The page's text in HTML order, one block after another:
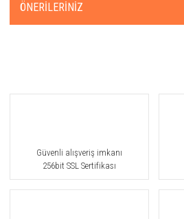
ÖNERILERINIZ
Güvenli alışveriş imkanı
256bit SSL Sertifikası